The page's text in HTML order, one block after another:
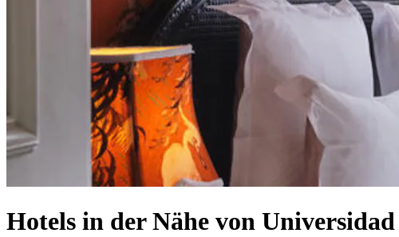
Hotels in der Nähe von